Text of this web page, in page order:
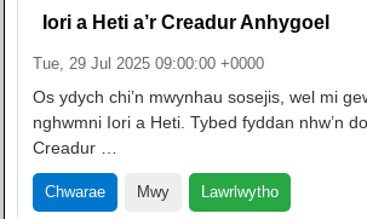
Iori a Heti a’r Creadur Anhygoel
Tue, 29 Jul 2025 09:00:00 +0000
Os ydych chi’n mwynhau sosejis, wel mi
nghwmni Iori a Heti. Tybed fyddan nhw’n
Creadur …
Chwarae Mwy Lawrlwytho